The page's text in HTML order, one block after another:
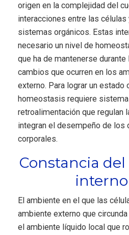
origen en la complejidad del
interacciones entre las
sistemas orgánicos. Estas
necesario un nivel de
que ha de mantenerse
cambios que ocurren en los
externo. Para lograr un estado
homeostasis requiere
retroalimentación que regulan
integran el desempeño de
corporales.
Constancia
interno
El ambiente en el que las
ambiente externo que
el ambiente líquido local que